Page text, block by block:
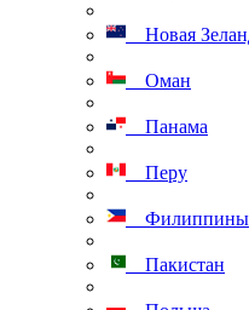
Новая
Оман
Панама
Перу
Филиппины
Пакистан